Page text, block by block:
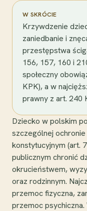
W SKRÓCIE
Krzywdzenie
zaniedbanie i
przestępstwa
156, 157, 160 i
społeczny
KPK), a w
prawny z art. 240
Dziecko w polskim
szczególnej
konstytucyjnym (art.
publicznym chronić
okrucieństwem,
oraz rodzinnym.
przemoc fizyczna,
przemoc